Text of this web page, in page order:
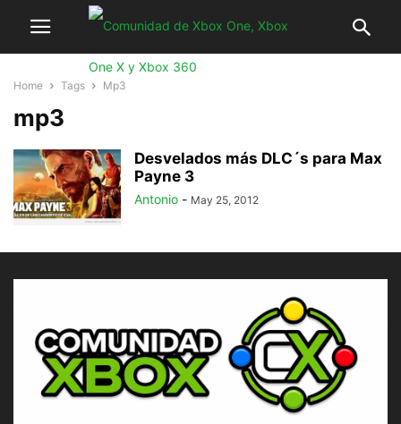
Home Tags Mp3
mp3
Desvelados más DLC´s para Max
Payne 3
Antonio - May 25, 2012